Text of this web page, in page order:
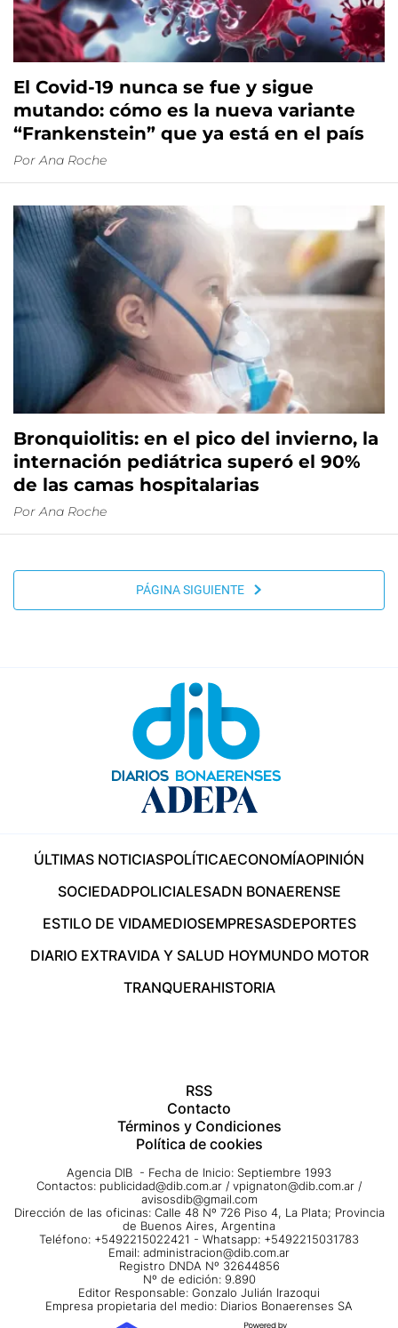
El Covid-19 nunca se fue y sigue
mutando: cómo es la nueva variante
“Frankenstein” que ya está en el país
Por Ana Roche
Bronquiolitis: en el pico del invierno, la
internación pediátrica superó el 90%
de las camas hospitalarias
Por Ana Roche
PÁGINA SIGUIENTE
ÚLTIMAS NOTICIASPOLÍTICAECONOMÍAOPINIÓN
SOCIEDADPOLICIALESADN BONAERENSE
ESTILO DE VIDAMEDIOSEMPRESASDEPORTES
DIARIO EXTRAVIDA Y SALUD HOYMUNDO MOTOR
TRANQUERAHISTORIA
RSS
Contacto
Términos y Condiciones
Política de cookies
Agencia DIB - Fecha de Inicio: Septiembre 1993
Contactos: publicidad@dib.com.ar / vpignaton@dib.com.ar /
avisosdib@gmail.com
Dirección de las oficinas: Calle 48 Nº 726 Piso 4, La Plata; Provincia
de Buenos Aires, Argentina
Teléfono: +5492215022421 - Whatsapp: +5492215031783
Email: administracion@dib.com.ar
Registro DNDA Nº 32644856
Nº de edición: 9.890
Editor Responsable: Gonzalo Julián Irazoqui
Empresa propietaria del medio: Diarios Bonaerenses SA